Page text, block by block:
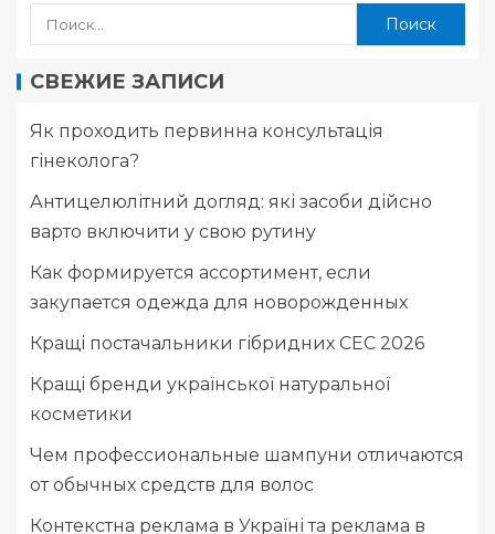
СВЕЖИЕ ЗАПИСИ
Як проходить первинна консультація
гінеколога?
Антицелюлітний догляд: які засоби дійсно
варто включити у свою рутину
Как формируется ассортимент, если
закупается одежда для новорожденных
Кращі постачальники гібридних СЕС 2026
Кращі бренди української натуральної
косметики
Чем профессиональные шампуни отличаются
от обычных средств для волос
Контекстна реклама в Україні та реклама в